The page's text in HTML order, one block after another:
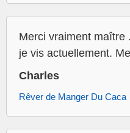
Merci vraiment maître
je vis actuellement.
Charles
Rêver de Manger Du Caca